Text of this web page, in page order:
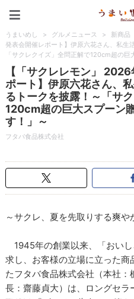
うまいめし > グルメニュース > 新商品
発表会開催レポート】伊原六花さん、私生
「サクレクイズ」全問正解で120cm超の
【「サクレレモン」
ポート】伊原六花さん、
るトークを披露！～「サ
120cm超の巨大スプーン
す！」～
フタバ食品株式会社
～サクレ、夏を先取りする爽や
1945年の創業以来、「おい
求し、お客様の立場に立った商
たフタバ食品株式会社（本社
長：齋藤貞大）は、ロングセ